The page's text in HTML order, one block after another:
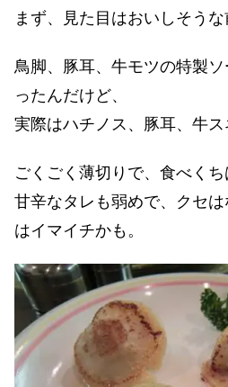
まず、見た目はおいしそうな
鳥脚、豚耳、牛モツの特製
ったんだけど、
実際はハチノス、豚耳、牛ス
ごくごく薄切りで、食べくち
甘辛なタレも弱めで、クセ
はイマイチかも。